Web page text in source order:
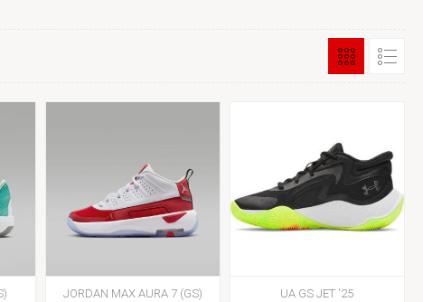
JORDAN MAX AURA 7 (GS) UA GS JET '25